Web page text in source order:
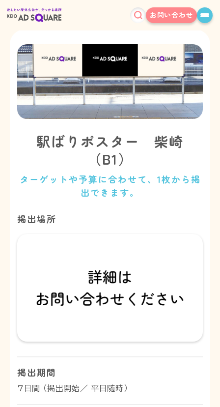
お問い合わせ
駅ばりポスター 柴崎
（B1）
ターゲットや予算に合わせて、1枚から掲
出できます。
掲出場所
掲出期間
7日間 （掲出開始／ 平日随時）